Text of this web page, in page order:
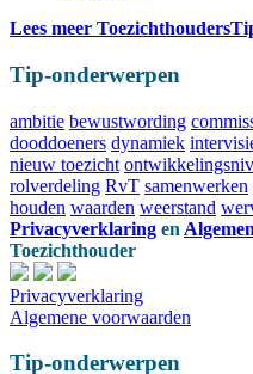
Lees meer
Tip-onderwerpen
ambitie bewustwording
dooddoeners dynamiek
nieuw toezicht
rolverdeling RvT samenwerken
houden waarden weerstand
Privacyverklaring en
Toezichthouder
Privacyverklaring
Algemene voorwaarden
Tip-onderwerpen